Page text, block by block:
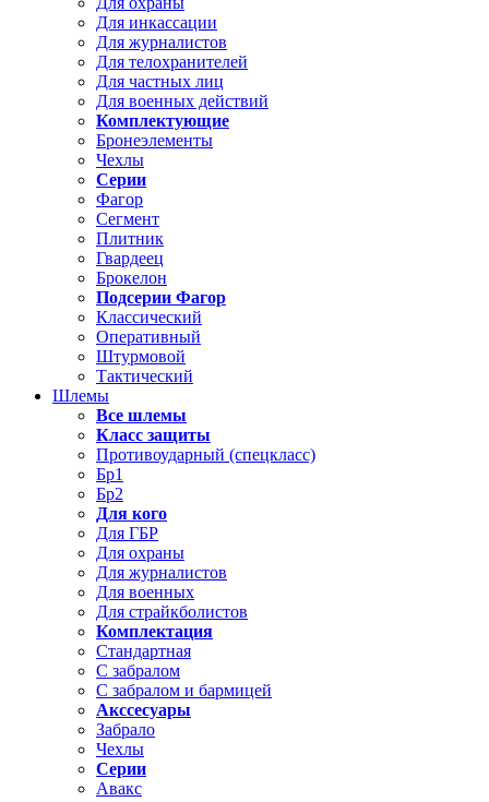
Для инкассации
Для журналистов
Для телохранителей
Для частных лиц
Для военных действий
Комплектующие
Бронеэлементы
Чехлы
Серии
Фагор
Сегмент
Плитник
Гвардеец
Брокелон
Подсерии Фагор
Классический
Оперативный
Штурмовой
Тактический
Шлемы
Все шлемы
Класс защиты
Противоударный (спецкласс)
Бр1
Бр2
Для кого
Для ГБР
Для охраны
Для журналистов
Для военных
Для страйкболистов
Комплектация
Стандартная
С забралом
С забралом и бармицей
Акссесуары
Забрало
Чехлы
Серии
Авакс